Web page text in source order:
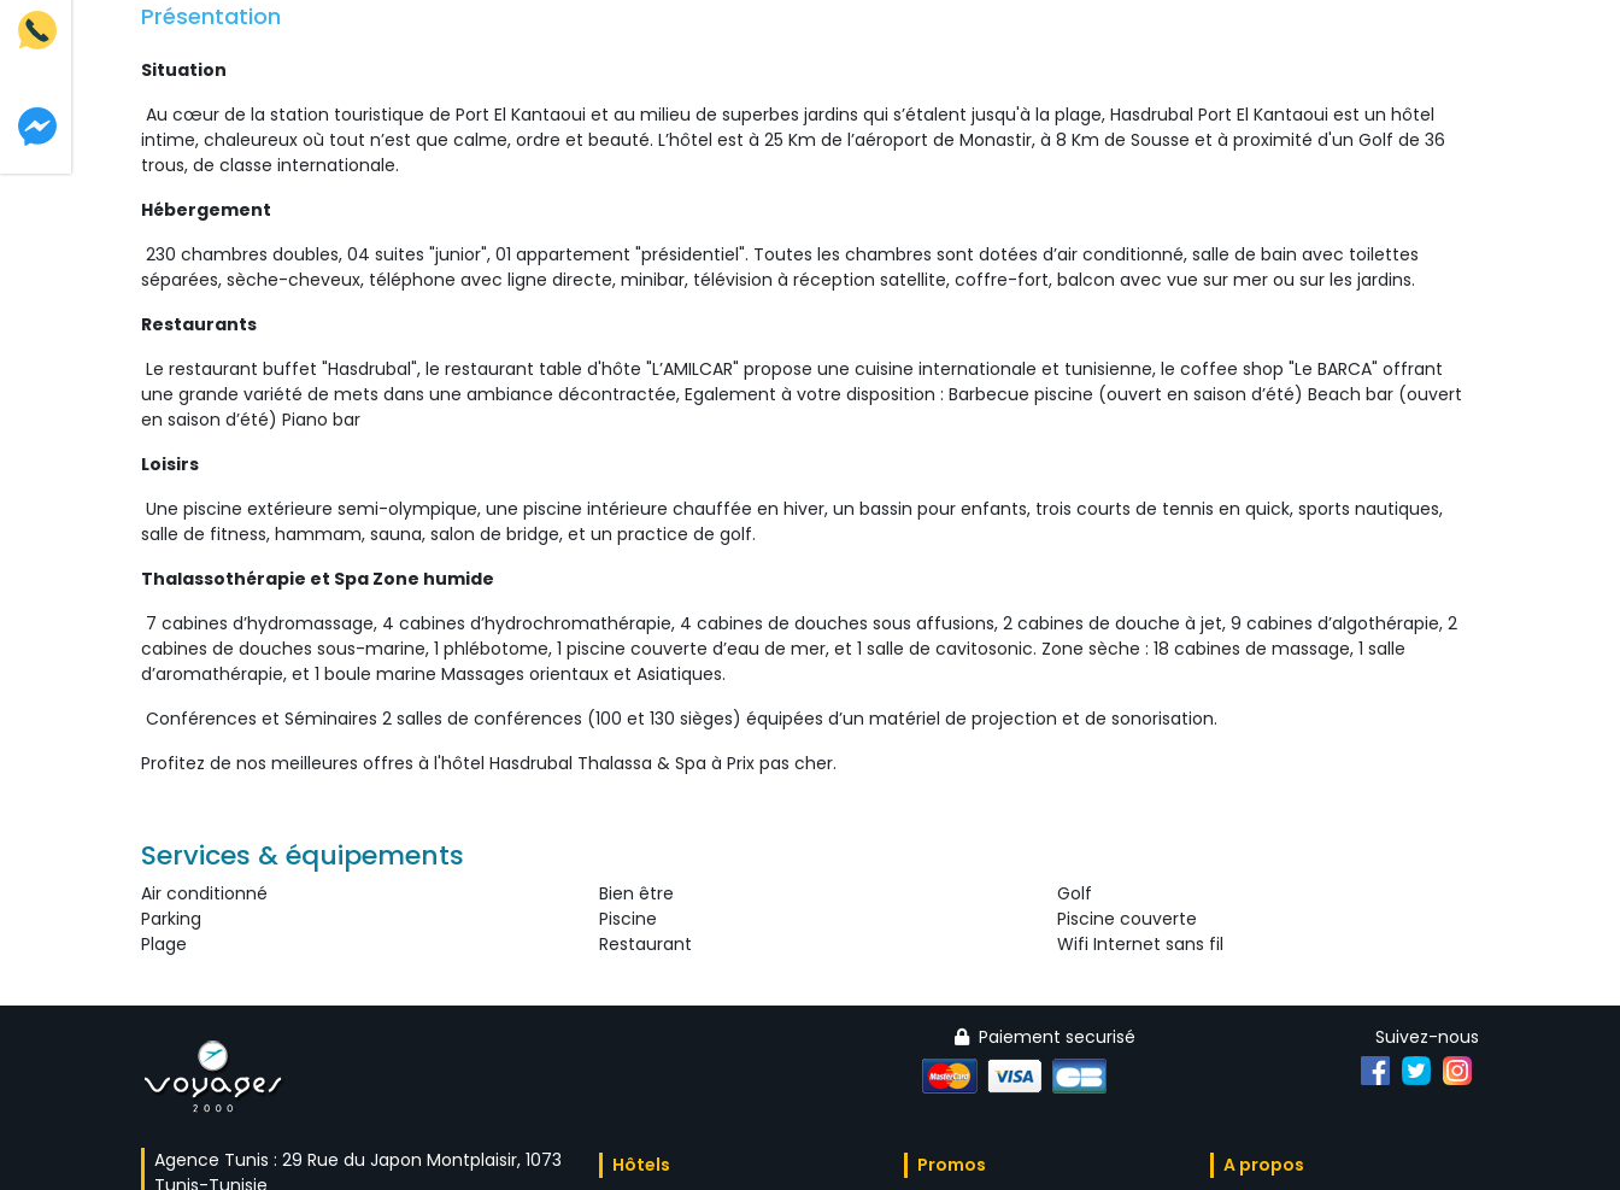
Présentation
Situation
Au cœur de la station touristique de Port El Kantaoui et au milieu de superbes jardins qui s’étalent jusqu'à la plage, Hasdrubal Port El Kantaoui est un hôtel
intime, chaleureux où tout n’est que calme, ordre et beauté. L’hôtel est à 25 Km de l’aéroport de Monastir, à 8 Km de Sousse et à proximité d'un Golf de 36
trous, de classe internationale.
Hébergement
230 chambres doubles, 04 suites "junior", 01 appartement "présidentiel". Toutes les chambres sont dotées d’air conditionné, salle de bain avec toilettes
séparées, sèche-cheveux, téléphone avec ligne directe, minibar, télévision à réception satellite, coffre-fort, balcon avec vue sur mer ou sur les jardins.
Restaurants
Le restaurant buffet "Hasdrubal", le restaurant table d'hôte "L’AMILCAR" propose une cuisine internationale et tunisienne, le coffee shop "Le BARCA" offrant
une grande variété de mets dans une ambiance décontractée, Egalement à votre disposition : Barbecue piscine (ouvert en saison d’été) Beach bar (ouvert
en saison d’été) Piano bar
Loisirs
Une piscine extérieure semi-olympique, une piscine intérieure chauffée en hiver, un bassin pour enfants, trois courts de tennis en quick, sports nautiques,
salle de fitness, hammam, sauna, salon de bridge, et un practice de golf.
Thalassothérapie et Spa Zone humide
7 cabines d’hydromassage, 4 cabines d’hydrochromathérapie, 4 cabines de douches sous affusions, 2 cabines de douche à jet, 9 cabines d’algothérapie, 2
cabines de douches sous-marine, 1 phlébotome, 1 piscine couverte d’eau de mer, et 1 salle de cavitosonic. Zone sèche : 18 cabines de massage, 1 salle
d’aromathérapie, et 1 boule marine Massages orientaux et Asiatiques.
Conférences et Séminaires 2 salles de conférences (100 et 130 sièges) équipées d’un matériel de projection et de sonorisation.
Profitez de nos meilleures offres à l'hôtel Hasdrubal Thalassa & Spa à Prix pas cher.
Services & équipements
Air conditionné Bien être
Golf
Parking
Piscine
Piscine couverte
Plage
Restaurant Wifi Internet sans fil
Paiement securisé Suivez-nous
Agence Tunis : 29 Rue du Japon Montplaisir, 1073
Tunis-Tunisie
Hôtels
Promos
A propos